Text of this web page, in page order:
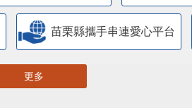
苗栗縣攜手串連愛心平台
更多